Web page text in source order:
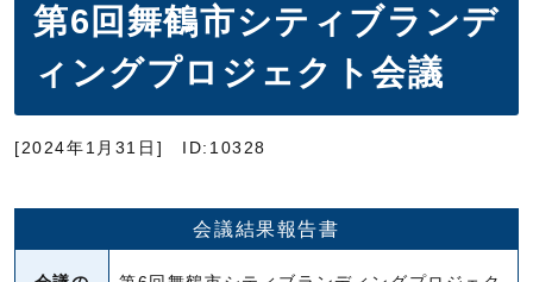
第6回舞鶴市シティブランデ
ィングプロジェクト会議
[2024年1月31日] ID:10328
会議結果報告書